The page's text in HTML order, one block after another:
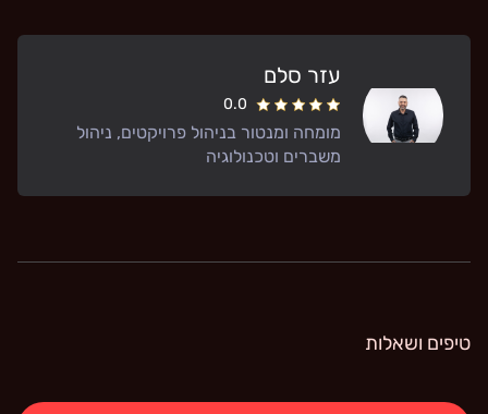
עזר סלם
0.0
מומחה ומנטור בניהול פרויקטים, ניהול
משברים וטכנולוגיה
טיפים ושאלות